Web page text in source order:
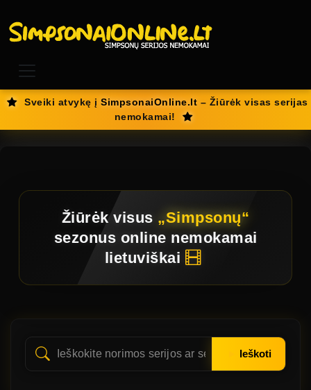
Sveiki atvykę įSimpsonaiOnline.lt – Žiūrėk visas serijas
nemokamai!
Žiūrėk visus „Simpsonų“
sezonus online nemokamai
lietuviškai
Ieškoti